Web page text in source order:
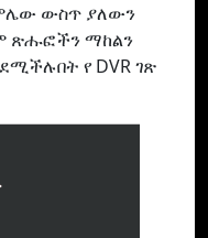
ውስጥ ያለውን
ጽሑፎችን ማከልን
የ DVR ገጽ